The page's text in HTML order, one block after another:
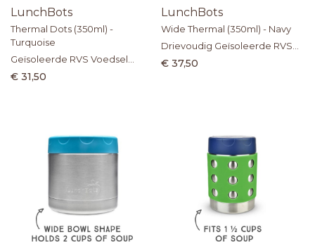
LunchBots
Thermal Dots (350ml) -
Turquoise
Geïsoleerde RVS Voedsel
Thermos
€ 31,50
LunchBots
Wide Thermal (350ml) - Navy
Drievoudig Geïsoleerde RVS
Voedselthermos
€ 37,50